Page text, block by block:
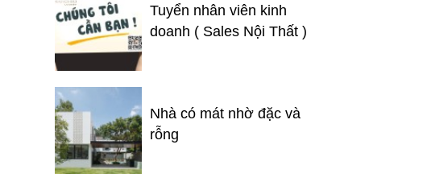
Tuyển nhân viên kinh
doanh ( Sales Nội Thất )
Nhà có mát nhờ đặc và
rỗng